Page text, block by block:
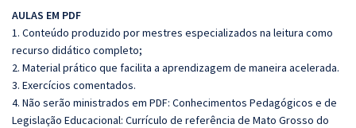
AULAS EM PDF
1. Conteúdo produzido por mestres especializados na leitura como
recurso didático completo;
2. Material prático que facilita a aprendizagem de maneira acelerada.
3. Exercícios comentados.
4. Não serão ministrados em PDF: Conhecimentos Pedagógicos e de
Legislação Educacional: Currículo de referência de Mato Grosso do